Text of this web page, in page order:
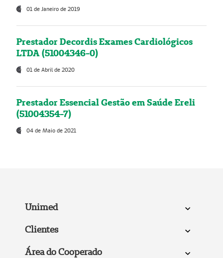
01 de Janeiro de 2019
Prestador Decordis Exames Cardiológicos
LTDA (51004346-0)
01 de Abril de 2020
Prestador Essencial Gestão em Saúde Ereli
(51004354-7)
04 de Maio de 2021
Unimed
Clientes
Área do Cooperado